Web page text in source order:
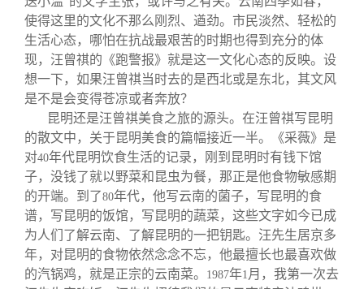
使得这里的文化不那么刚烈、遒劲。市民淡然、轻松的
生活心态，哪怕在抗战最艰苦的时期也得到充分的体
现，汪曾祺的《跑警报》就是这一文化心态的反映。设
想一下，如果汪曾祺当时去的是西北或是东北，其文风
是不是会变得苍凉或者奔放？
昆明还是汪曾祺美食之旅的源头。在汪曾祺写昆明
的散文中，关于昆明美食的篇幅接近一半。《采薇》是
对40年代昆明饮食生活的记录，刚到昆明时有钱下馆
子，没钱了就以野菜和昆虫为餐，那正是他食物敏感期
的开端。到了80年代，他写云南的菌子，写昆明的食
谱，写昆明的饭馆，写昆明的蔬菜，这些文字如今已成
为人们了解云南、了解昆明的一把钥匙。汪先生居京多
年，对昆明的食物依然念念不忘，他最擅长也最喜欢做
的汽锅鸡，就是正宗的云南菜。
1987年1 月，我第一次去